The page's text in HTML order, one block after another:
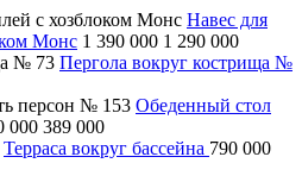
Навес для
Монс 1 390 000 1 290 000
Пергола вокруг кострища №
Обеденный стол
000 389 000
Терраса вокруг бассейна 790 000